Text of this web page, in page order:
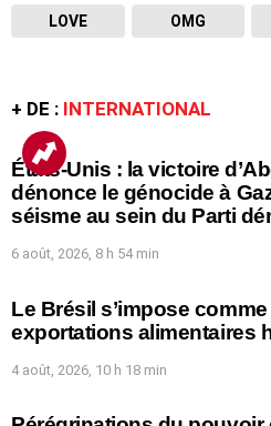
LOVE OMG
+ DE : INTERNATIONAL
États-Unis : la victoire
dénonce le génocide à
séisme au sein du Parti
6 août, 2026, 8 h 54 min
Le Brésil s’impose
exportations alimentaires
4 août, 2026, 10 h 18 min